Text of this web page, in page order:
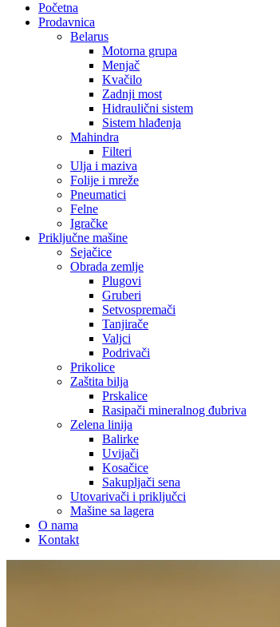
Početna
Prodavnica
Belarus
Motorna grupa
Menjač
Kvačilo
Zadnji most
Hidraulični sistem
Sistem hlađenja
Mahindra
Filteri
Ulja i maziva
Folije i mreže
Pneumatici
Felne
Igračke
Priključne mašine
Sejačice
Obrada zemlje
Plugovi
Gruberi
Setvospremači
Tanjirače
Valjci
Podrivači
Prikolice
Zaštita bilja
Prskalice
Rasipači mineralnog đubriva
Zelena linija
Balirke
Uvijači
Kosačice
Sakupljači sena
Utovarivači i priključci
Mašine sa lagera
O nama
Kontakt